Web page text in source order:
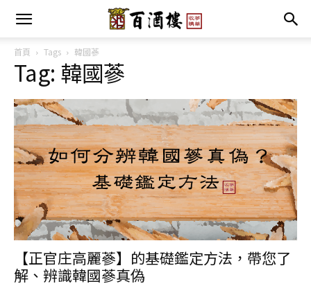
首頁 Tags 韓國蔘
Tag: 韓國蔘
【正官庄高麗蔘】的基礎鑑定方法，帶您了
解、辨識韓國蔘真偽